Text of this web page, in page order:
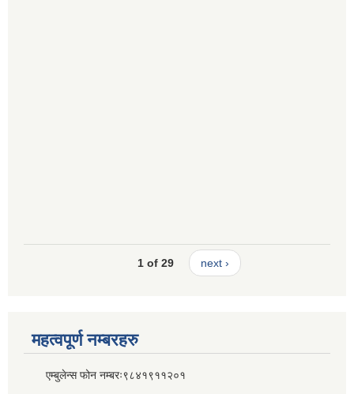
1 of 29 next ›
महत्वपूर्ण नम्बरहरु
एम्बुलेन्स फोन नम्बरः९८४१९११२०१